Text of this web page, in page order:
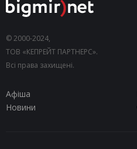
© 2000-2024,
ТОВ «КЕПРЕЙТ ПАРТНЕРС».
Всі права захищені.
Афіша
Новини